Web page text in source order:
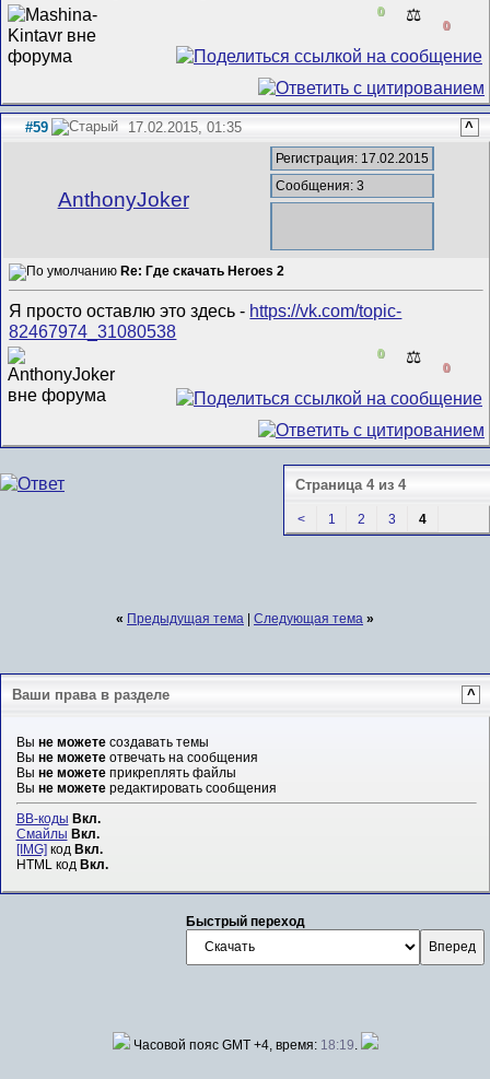
0 ⚖️
0
#59 17.02.2015, 01:35 ^
AnthonyJoker
Регистрация: 17.02.2015
Сообщения: 3
Re: Где скачать Heroes 2
Я просто оставлю это здесь - https://vk.com/topic-
82467974_31080538
0 ⚖️
0
Страница 4 из 4
< 1 2 3 4
« Предыдущая тема | Следующая тема »
Ваши права в разделе ^
Вы не можетесоздавать темы
Вы не можетеотвечать на сообщения
Вы не можетеприкреплять файлы
Вы не можетередактировать сообщения
BB-коды Вкл.
Смайлы Вкл.
[IMG] код Вкл.
HTML код Вкл.
Быстрый переход
Часовой пояс GMT +4, время: 18:19